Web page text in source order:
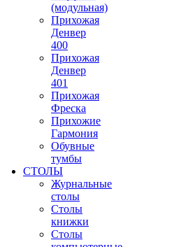
(модульная)
Прихожая
Денвер
400
Прихожая
Денвер
401
Прихожая
Фреска
Прихожие
Гармония
Обувные
тумбы
СТОЛЫ
Журнальные
столы
Столы
книжки
Столы